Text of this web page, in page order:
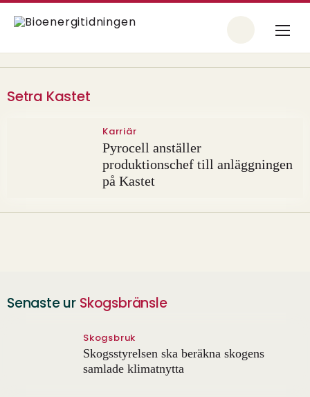
Setra Kastet
Karriär
Pyrocell anställer
produktionschef till anläggningen
på Kastet
Senaste ur Skogsbränsle
Skogsbruk
Skogsstyrelsen ska beräkna skogens
samlade klimatnytta